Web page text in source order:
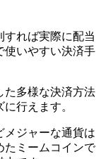
すれば実際に配当
使いやすい決済手
た多様な決済方法
行えます。
メジャーな通貨は
たミームコインで